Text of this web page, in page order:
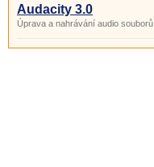
Audacity 3.0
Úprava a nahrávání audio souborů